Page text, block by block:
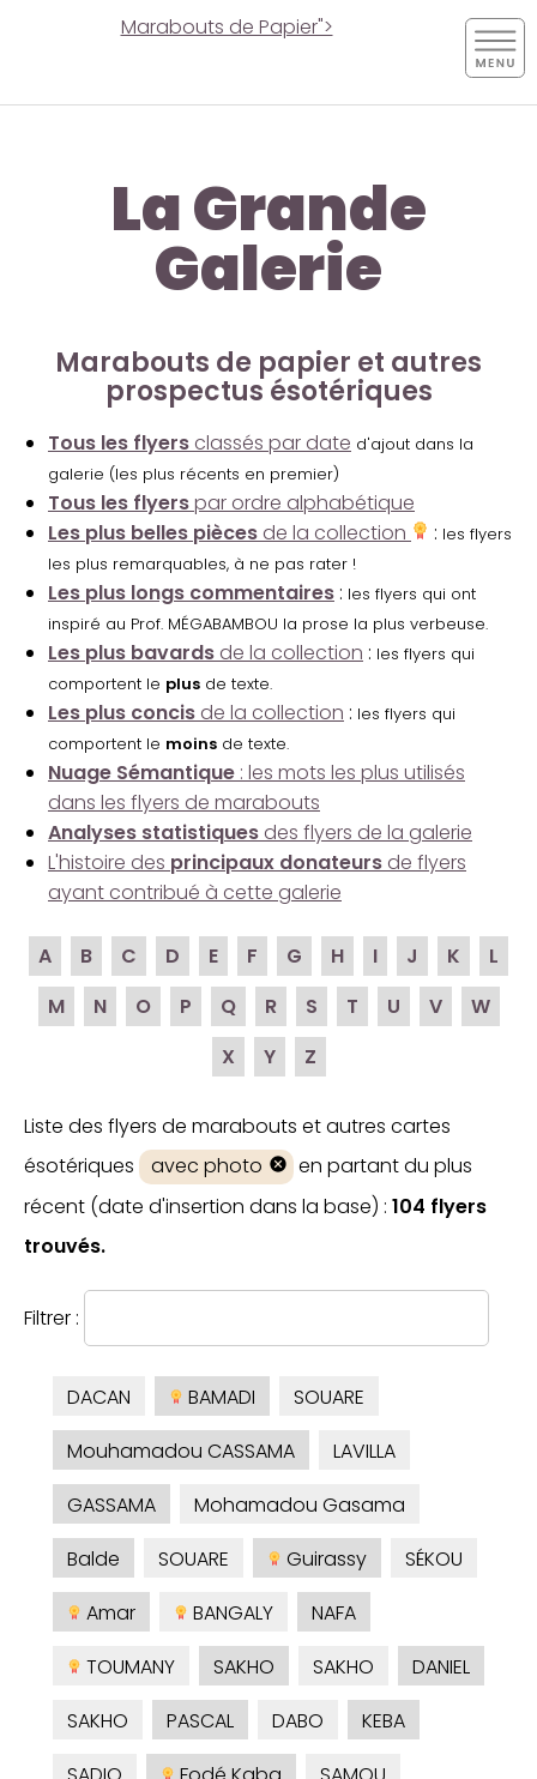
Marabouts de Papier">
La Grande
Galerie
Marabouts de papier et autres
prospectus ésotériques
Tous les flyers classés par date d'ajout dans la
galerie (les plus récents en premier)
Tous les flyerspar ordre alphabétique
Les plus belles pièces de la collection : les flyers
les plus remarquables, à ne pas rater !
Les plus longs commentaires : les flyers qui ont
inspiré au Prof. MÉGABAMBOU la prose la plus verbeuse.
Les plus bavards de la collection : les flyers qui
comportent le plus de texte.
Les plus concis de la collection : les flyers qui
comportent le moins de texte.
Nuage Sémantique : les mots les plus utilisés
dans les flyers de marabouts
Analyses statistiques des flyers de la galerie
L'histoire des principaux donateurs de flyers
ayant contribué à cette galerie
A B C D E F G H I J K
L
M
N O P Q R S T U V
W
X
Y Z
Liste des flyers de marabouts et autres cartes
ésotériques
avec photo
en partant du plus
récent (date d'insertion dans la base) : 104 flyers
trouvés.
Filtrer :
DACAN BAMADI
SOUARE
Mouhamadou CASSAMA
LAVILLA
GASSAMA
Mohamadou Gasama
Balde
SOUARE Guirassy
SÉKOU
Amar
BANGALY
NAFA
TOUMANY
SAKHO SAKHO
DANIEL
SAKHO
PASCAL DABO
KEBA